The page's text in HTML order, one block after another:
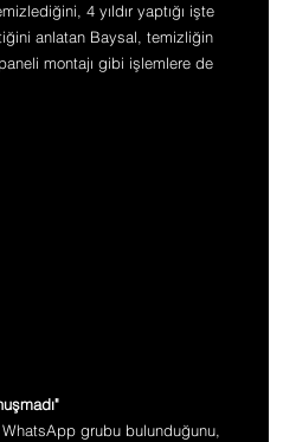
4 yıldır yaptığı işte
anlatan Baysal, temizliğin
montajı gibi işlemlere de
grubu bulunduğunu,